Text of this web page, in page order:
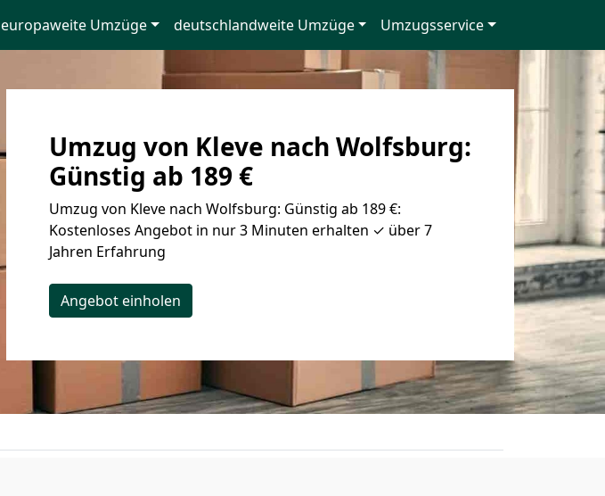
europaweite Umzüge deutschlandweite Umzüge Umzugsservice
Umzug von Kleve nach Wolfsburg:
Günstig ab 189 €
Umzug von Kleve nach Wolfsburg: Günstig ab 189 €:
Kostenloses Angebot in nur 3 Minuten erhalten ✓ über 7
Jahren Erfahrung
Angebot einholen